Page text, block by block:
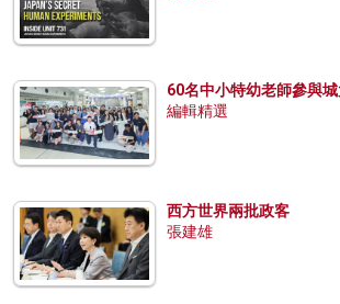
60名中小特幼老師參與
編輯精選
西方世界兩批政客
張建雄